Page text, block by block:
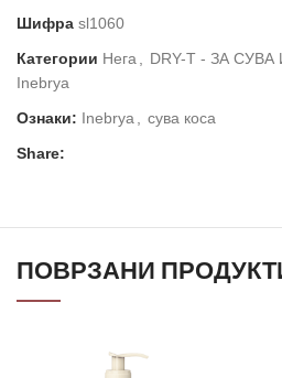
Шифра sl1060
Категории Нега DRY-T - ЗА
Inebrya
Ознаки: Inebrya
сува коса
Share:
ПОВРЗАНИ